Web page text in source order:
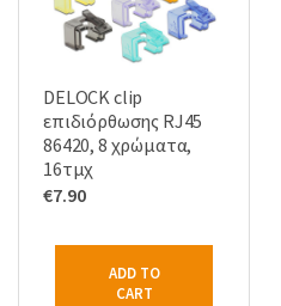
DELOCK clip
επιδιόρθωσης RJ45
86420, 8 χρώματα,
16τμχ
€7.90
ADD TO
CART